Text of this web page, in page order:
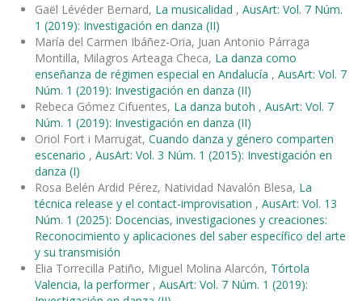
Gaël Lévéder Bernard, La musicalidad , AusArt: Vol. 7 Núm.
1 (2019): Investigación en danza (II)
María del Carmen Ibáñez-Oria, Juan Antonio Párraga
Montilla, Milagros Arteaga Checa, La danza como
enseñanza de régimen especial en Andalucía , AusArt: Vol. 7
Núm. 1 (2019): Investigación en danza (II)
Rebeca Gómez Cifuentes, La danza butoh , AusArt: Vol. 7
Núm. 1 (2019): Investigación en danza (II)
Oriol Fort i Marrugat, Cuando danza y género comparten
escenario , AusArt: Vol. 3 Núm. 1 (2015): Investigación en
danza (I)
Rosa Belén Ardid Pérez, Natividad Navalón Blesa, La
técnica release y el contact-improvisation , AusArt: Vol. 13
Núm. 1 (2025): Docencias, investigaciones y creaciones:
Reconocimiento y aplicaciones del saber específico del arte
y su transmisión
Elia Torrecilla Patiño, Miguel Molina Alarcón, Tórtola
Valencia, la performer , AusArt: Vol. 7 Núm. 1 (2019):